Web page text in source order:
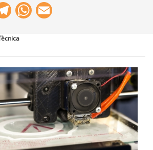
Telegram
WhatsApp